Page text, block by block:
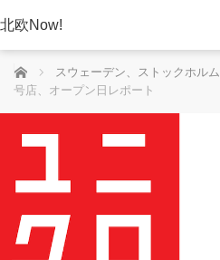
北欧Now!
ホーム スウェーデン、ストックホルム
号店、オープン日レポート